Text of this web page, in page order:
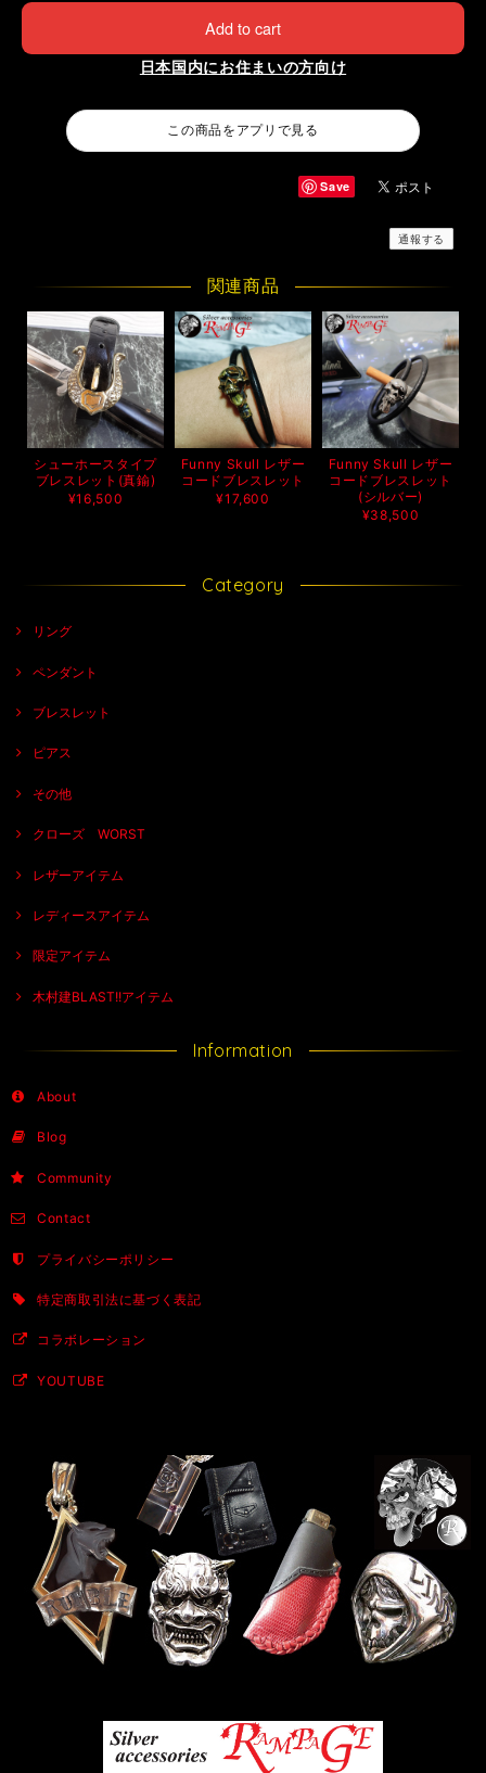
Add to cart
日本国内にお住まいの方向け
この商品をアプリで見る
Save
通報する
関連商品
シューホースタイプ
ブレスレット(真鍮)
¥16,500
Funny Skull レザー
コードブレスレット
¥17,600
Funny Skull レザー
コードブレスレット
(シルバー)
¥38,500
Category
リング
ペンダント
ブレスレット
ピアス
その他
クローズ WORST
レザーアイテム
レディースアイテム
限定アイテム
木村建BLAST!!アイテム
Information
About
Blog
Community
Contact
プライバシーポリシー
特定商取引法に基づく表記
コラボレーション
YOUTUBE